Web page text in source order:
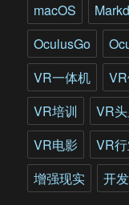
macOS
OculusGo
VR一体机
VR培训
VR
VR电影
VR
增强现实
开发